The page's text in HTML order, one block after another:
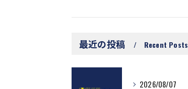
最近の投稿 Recent Posts
2026/08/07